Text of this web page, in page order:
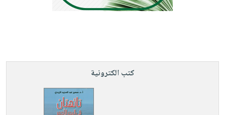
كتب الكترونية